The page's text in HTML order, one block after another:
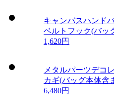
キャンバスハンド
ベルトフック(バッ
1,620円
メタルパーツデコ
カギ(バッグ本体含
6,480円